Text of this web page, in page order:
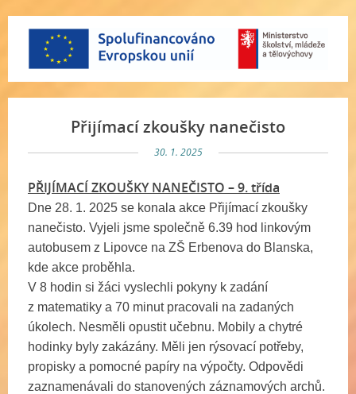
Přijímací zkoušky nanečisto
30. 1. 2025
PŘIJÍMACÍ ZKOUŠKY NANEČISTO – 9. třída
Dne 28. 1. 2025 se konala akce Přijímací zkoušky
nanečisto. Vyjeli jsme společně 6.39 hod linkovým
autobusem z Lipovce na ZŠ Erbenova do Blanska,
kde akce proběhla.
V 8 hodin si žáci vyslechli pokyny k zadání
z matematiky a 70 minut pracovali na zadaných
úkolech. Nesměli opustit učebnu. Mobily a chytré
hodinky byly zakázány. Měli jen rýsovací potřeby,
propisky a pomocné papíry na výpočty. Odpovědi
zaznamenávali do stanovených záznamových archů.